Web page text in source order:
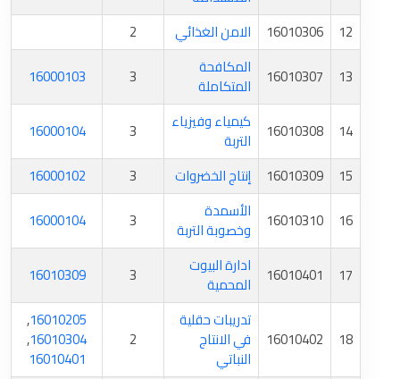
12
16010306 الامن الغذائي
2
13
16010307 المكافحة
المتكاملة 3
16000103
14
16010308 كيمياء وفيزياء
التربة 3
16000104
15
16010309 إنتاج الخضروات 3
16000102
16
16010310 الأسمدة
وخصوبة التربة 3
16000104
17
16010401 ادارة البيوت
المحمية 3
16010309
18
16010402
تدريبات حقلية
في الانتاج
النباتي
2
16010205
,
16010304
,
16010401